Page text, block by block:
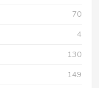
70
4
130
149